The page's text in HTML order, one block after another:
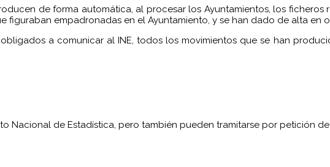
de forma automática, al procesar los Ayuntamientos, los
figuraban empadronadas en el Ayuntamiento, y se han dado de alta en
a comunicar al INE, todos los movimientos que se han
Nacional de Estadística, pero también pueden tramitarse por petición de